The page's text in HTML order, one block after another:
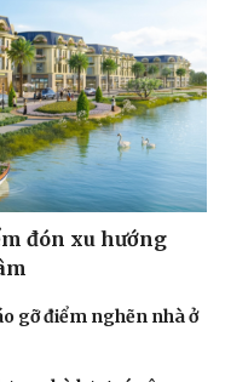
đón xu hướng
gỡ điểm nghẽn nhà ở